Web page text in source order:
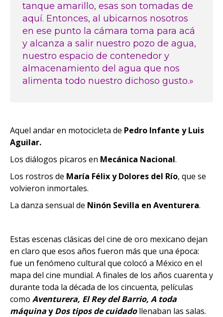
tanque amarillo, esas son tomadas de
aquí. Entonces, al ubicarnos nosotros
en ese punto la cámara toma para acá
y alcanza a salir nuestro pozo de agua,
nuestro espacio de contenedor y
almacenamiento del agua que nos
alimenta todo nuestro dichoso gusto.»
Aquel andar en motocicleta de Pedro Infante y Luis
Aguilar.
Los diálogos pícaros en Mecánica Nacional.
Los rostros de María Félix y Dolores del Río, que se
volvieron inmortales.
La danza sensual de Ninón Sevilla en Aventurera.
Estas escenas clásicas del cine de oro mexicano dejan
en claro que esos años fueron más que una época:
fue un fenómeno cultural que colocó a México en el
mapa del cine mundial. A finales de los años cuarenta y
durante toda la década de los cincuenta, películas
como Aventurera, El Rey del Barrio, A toda
máquinayDos tipos de cuidadollenaban las salas.